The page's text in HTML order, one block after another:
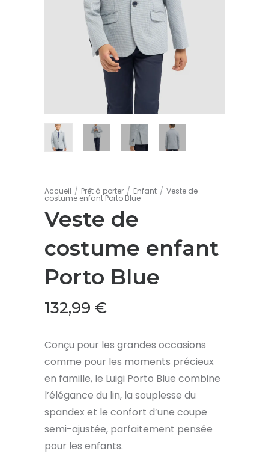
Accueil / Prêt à porter / Enfant / Veste de
costume enfant Porto Blue
Veste de
costume enfant
Porto Blue
132,99 €
Conçu pour les grandes occasions
comme pour les moments précieux
en famille, le Luigi Porto Blue combine
l’élégance du lin, la souplesse du
spandex et le confort d’une coupe
semi-ajustée, parfaitement pensée
pour les enfants.